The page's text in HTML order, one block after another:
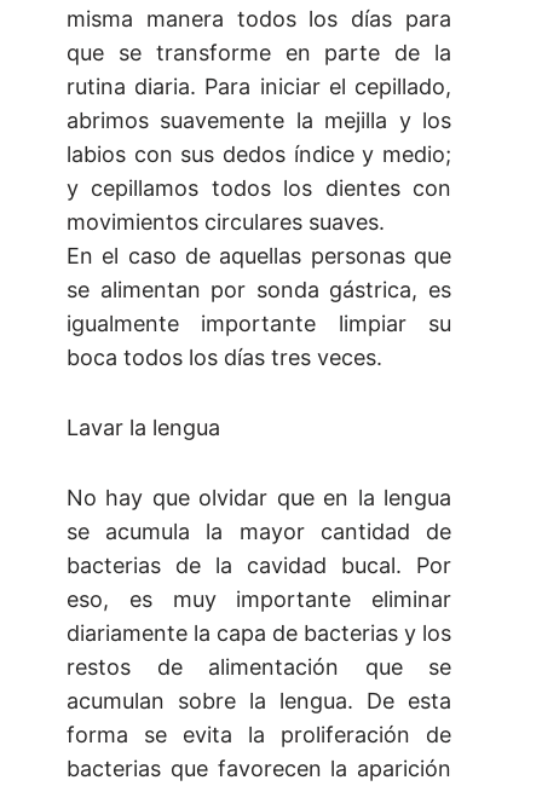
misma manera todos los días para
que se transforme en parte de la
rutina diaria. Para iniciar el cepillado,
abrimos suavemente la mejilla y los
labios con sus dedos índice y medio;
y cepillamos todos los dientes con
movimientos circulares suaves.
En el caso de aquellas personas que
se alimentan por sonda gástrica, es
igualmente importante limpiar su
boca todos los días tres veces.
Lavar la lengua
No hay que olvidar que en la lengua
se acumula la mayor cantidad de
bacterias de la cavidad bucal. Por
eso, es muy importante eliminar
diariamente la capa de bacterias y los
restos de alimentación que se
acumulan sobre la lengua. De esta
forma se evita la proliferación de
bacterias que favorecen la aparición